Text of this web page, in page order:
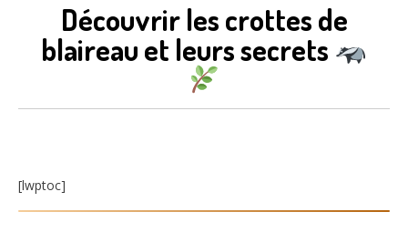
Découvrir les crottes de
blaireau et leurs secrets
[lwptoc]